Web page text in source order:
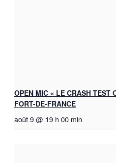
OPEN MIC « LE CRASH TEST
FORT-DE-FRANCE
août 9 @ 19 h 00 min